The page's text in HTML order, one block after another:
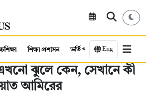
শিক্ষা প্রশাসন ভর্তি পরীক্ষা কর্মসংস্থান
Eng
ঝুলে কেন, সেখানে কী
আমিরের